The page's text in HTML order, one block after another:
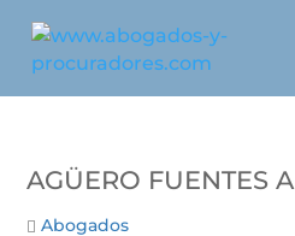
AGÜERO FUENTES
Abogados